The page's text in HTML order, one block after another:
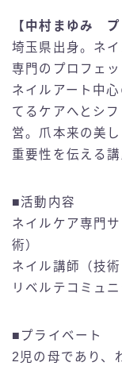
【 中村まゆみ
プ
埼玉県出身。ネ
専門のプロフェッ
ネイルアート中
てるケアへとシ
営。爪本来の美
重要性を伝える
■活動内容
ネイルケア専門
術）
ネイル講師（技
リベルテコミュ
■プライベート
2児の母であり、